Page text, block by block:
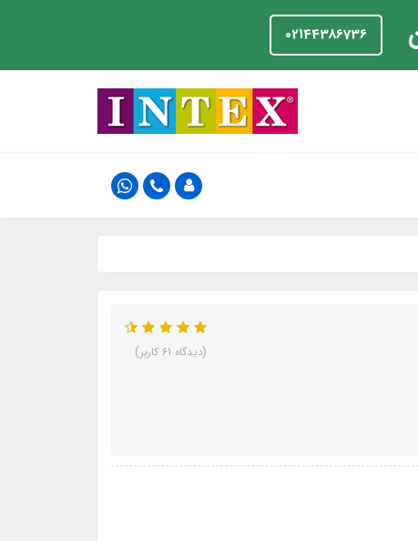
02144386736
(دیدگاه 61 کاربر)